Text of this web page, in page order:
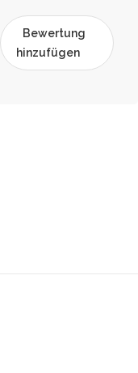
Bewertung
hinzufügen